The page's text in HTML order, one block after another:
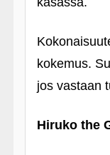
kokemus.
jos vastaan
Hiruko the